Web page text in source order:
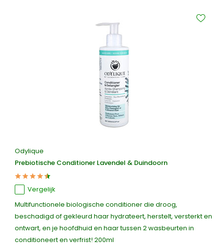
Odylique
Prebiotische Conditioner Lavendel & Duindoorn
Vergelijk
Multifunctionele biologische conditioner die droog,
beschadigd of gekleurd haar hydrateert, herstelt, versterkt en
ontwart, en je hoofdhuid en haar tussen 2 wasbeurten in
conditioneert en verfrist! 200ml